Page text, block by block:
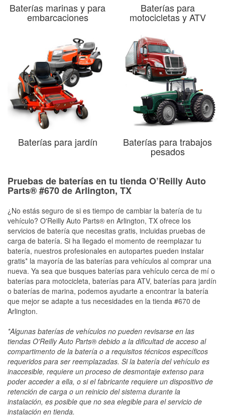
Baterías marinas y para
embarcaciones
Baterías para
motocicletas y ATV
Baterías para jardín Baterías para trabajos
pesados
Pruebas de baterías en tu tienda O’Reilly Auto
Parts® #670 de Arlington, TX
¿No estás seguro de si es tiempo de cambiar la batería de tu
vehículo? O'Reilly Auto Parts® en Arlington, TX ofrece los
servicios de batería que necesitas gratis, incluidas pruebas de
carga de batería. Si ha llegado el momento de reemplazar tu
batería, nuestros profesionales en autopartes pueden instalar
gratis* la mayoría de las baterías para vehículos al comprar una
nueva. Ya sea que busques baterías para vehículo cerca de mí o
baterías para motocicleta, baterías para ATV, baterías para jardín
o baterías de marina, podemos ayudarte a encontrar la batería
que mejor se adapte a tus necesidades en la tienda #670 de
Arlington.
*Algunas baterías de vehículos no pueden revisarse en las
tiendas O'Reilly Auto Parts® debido a la dificultad de acceso al
compartimento de la batería o a requisitos técnicos específicos
requeridos para ser reemplazadas. Si la batería del vehículo es
inaccesible, requiere un proceso de desmontaje extenso para
poder acceder a ella, o si el fabricante requiere un dispositivo de
retención de carga o un reinicio del sistema durante la
instalación, es posible que no sea elegible para el servicio de
instalación en tienda.